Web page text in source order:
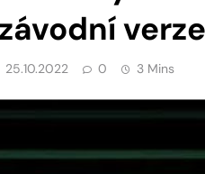
verze
25.10.2022 0 3 Mins